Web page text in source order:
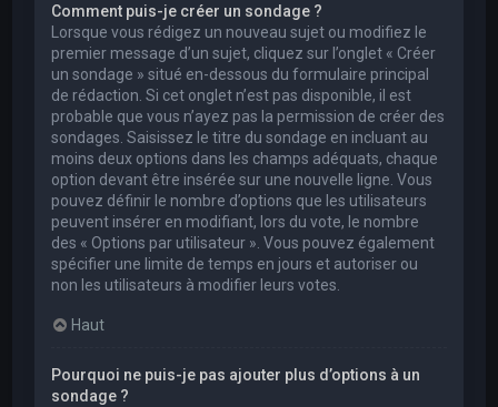
Comment puis-je créer un sondage ?
Lorsque vous rédigez un nouveau sujet ou modifiez le
premier message d’un sujet, cliquez sur l’onglet « Créer
un sondage » situé en-dessous du formulaire principal
de rédaction. Si cet onglet n’est pas disponible, il est
probable que vous n’ayez pas la permission de créer des
sondages. Saisissez le titre du sondage en incluant au
moins deux options dans les champs adéquats, chaque
option devant être insérée sur une nouvelle ligne. Vous
pouvez définir le nombre d’options que les utilisateurs
peuvent insérer en modifiant, lors du vote, le nombre
des « Options par utilisateur ». Vous pouvez également
spécifier une limite de temps en jours et autoriser ou
non les utilisateurs à modifier leurs votes.
Haut
Pourquoi ne puis-je pas ajouter plus d’options à un
sondage ?